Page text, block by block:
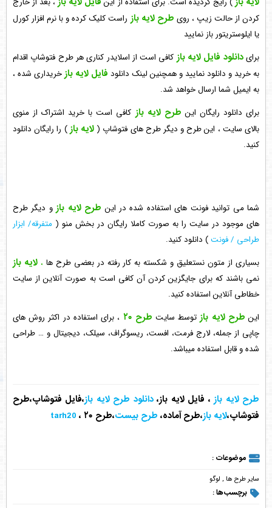
کردن از حالت زیپ ، روی طرح لایه باز راست کلیک کرده و با نرم افزار کورل
یا ایلوستریتور باز نمایید
برایدانلود فایل لایه باز کافی است از اسلایدر کناری هر طرح فتوشاپ اقدام
به خرید و دانلود نمایید و همچنین لینک دانلود فایل لایه بازخریداری شده ،
به ایمیل شما ارسال خواهد شد.
برای دانلود رایگان این طرح لایه باز کافی است با خرید اشتراک از منوی
بالای سایت ، این طرح و دیگرطرح های فتوشاپ (لایه باز ) را رایگان دانلود
کنید.
شما می توانید فونت های استفاده شده در این طرح لایه بازو دیگر طرح
های موجود در سایت را به صورت کاملا رایگان در بخش منو ( متفرقه/ ابزار
طراحی / فونت) دانلود کنید.
بسیاری از متون نستعلیق و شکسته به کار رفته در بعضیطرح ها ،لایه باز
نمی باشند که برای جایگزین کردن آن کافی است به صورت آنلاین از سایت
خطاطی آنلایناستفاده کنید.
این طرح لایه بازتوسط سایت طرح ۲۰
، برای استفاده در اکثر روش های
چاپی از جمله، لارج فرمت، افست، ریسوگراف، سیلک، دیجیتال و … طراحی
شده و قابل استفاده میباشد.
طرح لایه باز، فایل لایه باز،دانلود طرح لایه باز،فایل فتوشاپ،طرح
فتوشاپ،لایه باز،طرح آماده، طرح بیست،طرح ۲۰ ، tarh20
موضوعات :
سایر طرح ها , لوگو
برچسب‌ها :